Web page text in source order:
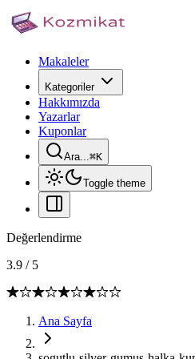
Makaleler
Kategoriler
Hakkımızda
Yazarlar
Kuponlar
Ara...⌘K
Toggle theme
Değerlendirme
3.9 / 5
Ana Sayfa